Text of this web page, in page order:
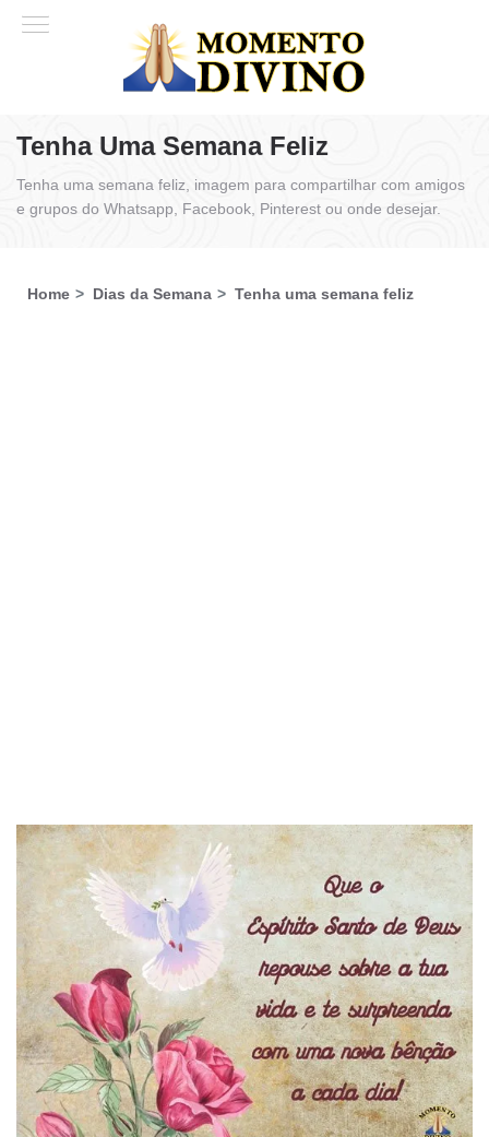
Tenha Uma Semana Feliz
Tenha uma semana feliz, imagem para compartilhar com amigos
e grupos do Whatsapp, Facebook, Pinterest ou onde desejar.
Home Dias da Semana Tenha uma semana feliz